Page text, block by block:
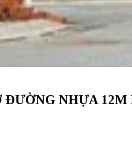
NHỰA 12M